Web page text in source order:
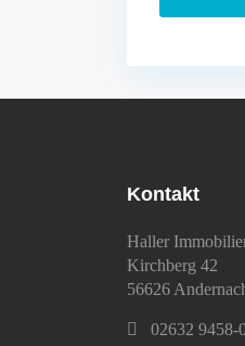
Kontakt
Haller
Kirchberg 42
56626
02632 9458-